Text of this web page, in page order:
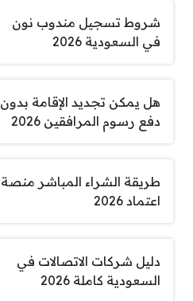
شروط تسجيل مندوب نون
في السعودية 2026
هل يمكن تجديد الإقامة بدون
دفع رسوم المرافقين 2026
طريقة الشراء المباشر منصة
اعتماد 2026
دليل شركات الاتصالات في
السعودية كاملة 2026